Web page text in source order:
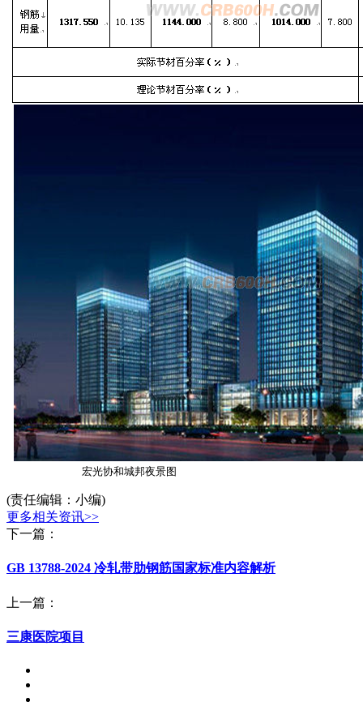
宏光协和城邦夜景图
(责任编辑：小编)
更多相关资讯>>
下一篇：
GB 13788-2024 冷轧带肋钢筋国家标准内容解析
上一篇：
三康医院项目